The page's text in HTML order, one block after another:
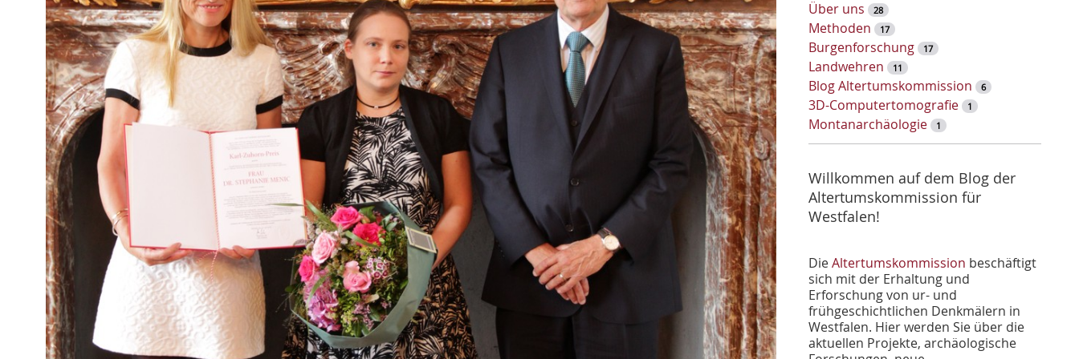
o
r
t
-
S
u
c
e
Über uns 28
Methoden 17
Burgenforschung 17
Landwehren 11
Blog Altertumskommission 6
3D-Computertomografie 1
Montanarchäologie 1
Willkommen auf dem Blog der
Altertumskommission für
Westfalen!
DieAltertumskommission beschäftigt
sich mit der Erhaltung und
Erforschung von ur- und
frühgeschichtlichen Denkmälern in
Westfalen. Hier werden Sie über die
aktuellen Projekte, archäologische